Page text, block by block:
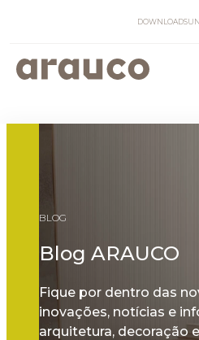
DOWNLOADS
BLOG
Blog ARAUCO
Fique por dentro das
inovações, notícias e
arquitetura, decoração